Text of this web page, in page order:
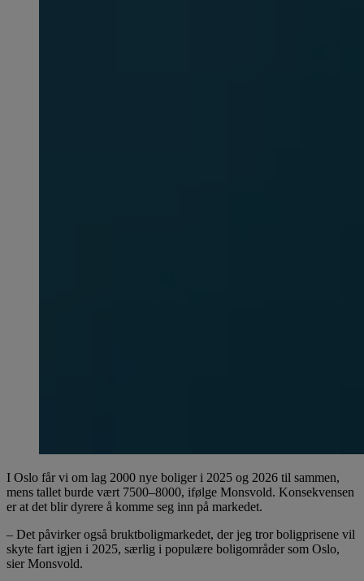
I Oslo får vi om lag 2000 nye boliger i 2025 og 2026 til sammen,
mens tallet burde vært 7500–8000, ifølge Monsvold. Konsekvensen
er at det blir dyrere å komme seg inn på markedet.
– Det påvirker også bruktboligmarkedet, der jeg tror boligprisene vil
skyte fart igjen i 2025, særlig i populære boligområder som Oslo,
sier Monsvold.